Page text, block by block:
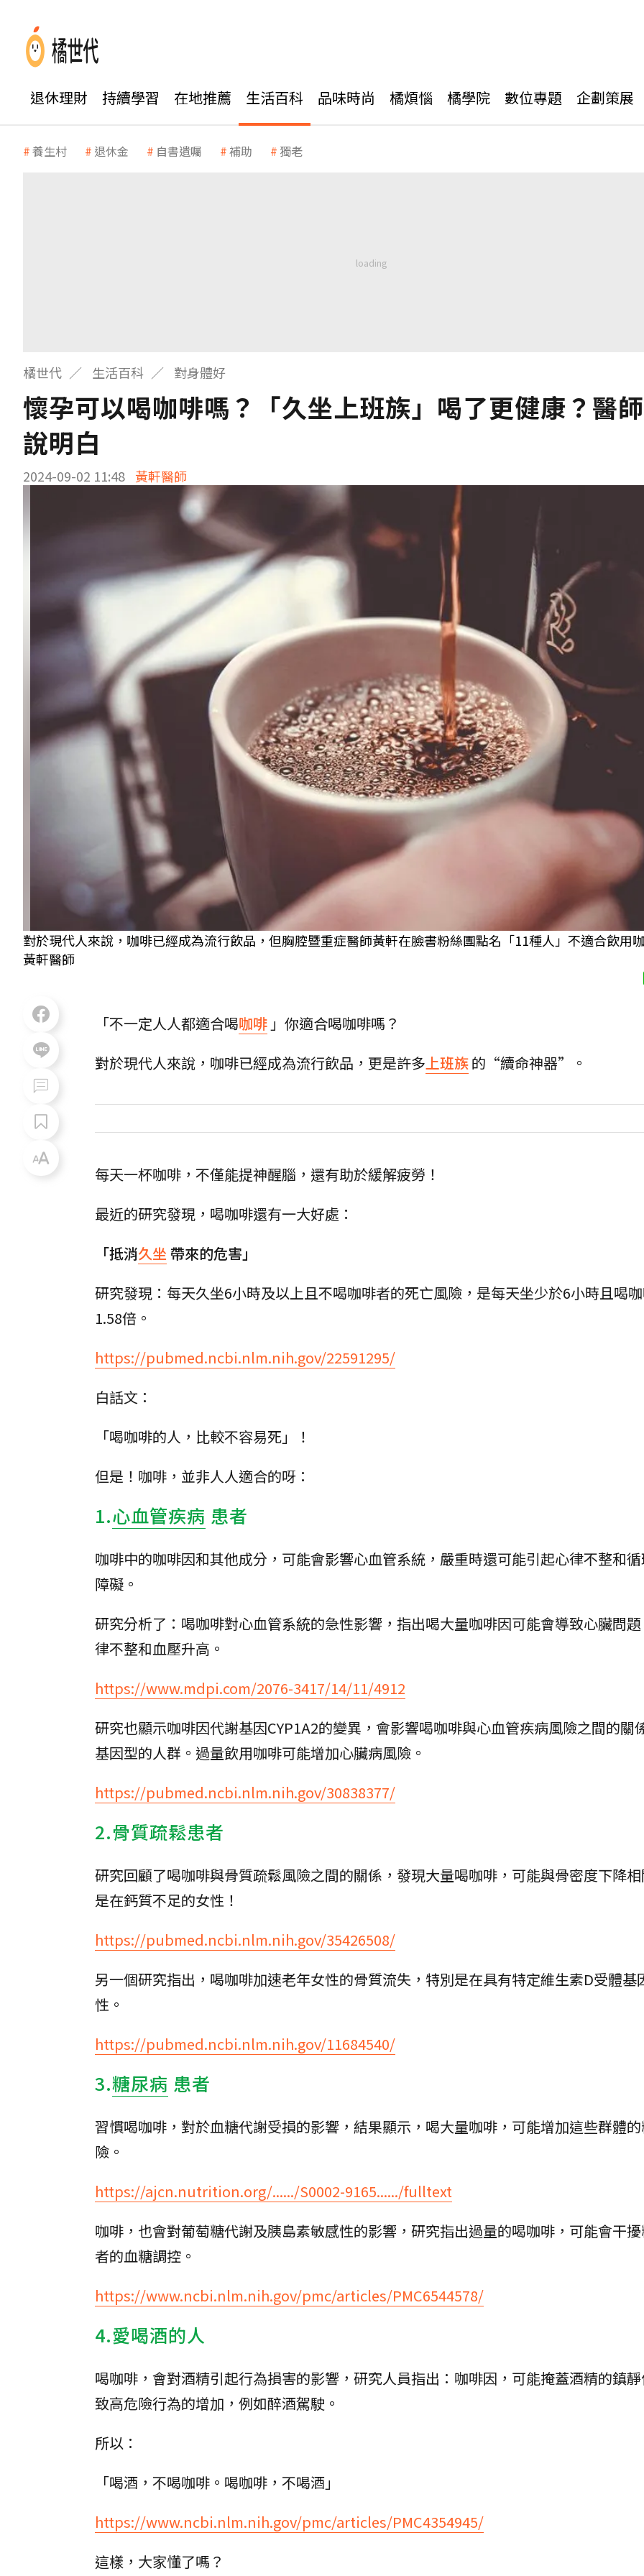
退休理財 持續學習 在地推薦 生活百科 品味時尚 橘煩惱 橘學院 數位專題 企劃策展
養生村 退休金 自書遺囑 補助 獨老
橘世代 生活百科 對身體好
懷孕可以喝咖啡嗎？「久坐上班族」喝了更健康？醫
說明白
2024-09-02 11:48 黃軒醫師
對於現代人來說，咖啡已經成為流行飲品，但胸腔暨重症醫師黃軒在臉書粉絲團點名「11種人」不適合飲用
黃軒醫師
「不一定人人都適合喝咖啡 」你適合喝咖啡嗎？
對於現代人來說，咖啡已經成為流行飲品，更是許多上班族的“續命神器”。
每天一杯咖啡，不僅能提神醒腦，還有助於緩解疲勞！
最近的研究發現，喝咖啡還有一大好處：
「抵消久坐 帶來的危害」
研究發現：每天久坐6小時及以上且不喝咖啡者的死亡風險，是每天坐少於6小時且喝
1.58倍。
https://pubmed.ncbi.nlm.nih.gov/22591295/
白話文：
「喝咖啡的人，比較不容易死」！
但是！咖啡，並非人人適合的呀：
1.心血管疾病 患者
咖啡中的咖啡因和其他成分，可能會影響心血管系統，嚴重時還可能引起心律不整和
障礙。
研究分析了：喝咖啡對心血管系統的急性影響，指出喝大量咖啡因可能會導致心臟問
律不整和血壓升高。
https://www.mdpi.com/2076-3417/14/11/4912
研究也顯示咖啡因代謝基因CYP1A2的變異，會影響喝咖啡與心血管疾病風險之間的關
基因型的人群。過量飲用咖啡可能增加心臟病風險。
https://pubmed.ncbi.nlm.nih.gov/30838377/
2.骨質疏鬆患者
研究回顧了喝咖啡與骨質疏鬆風險之間的關係，發現大量喝咖啡，可能與骨密度下降
是在鈣質不足的女性！
https://pubmed.ncbi.nlm.nih.gov/35426508/
另一個研究指出，喝咖啡加速老年女性的骨質流失，特別是在具有特定維生素D受體基
性。
https://pubmed.ncbi.nlm.nih.gov/11684540/
3.糖尿病 患者
習慣喝咖啡，對於血糖代謝受損的影響，結果顯示，喝大量咖啡，可能增加這些群體
險。
https://ajcn.nutrition.org/....../S0002-9165....../fulltext
咖啡，也會對葡萄糖代謝及胰島素敏感性的影響，研究指出過量的喝咖啡，可能會干
者的血糖調控。
https://www.ncbi.nlm.nih.gov/pmc/articles/PMC6544578/
4.愛喝酒的人
喝咖啡，會對酒精引起行為損害的影響，研究人員指出：咖啡因，可能掩蓋酒精的鎮
致高危險行為的增加，例如醉酒駕駛。
所以：
「喝酒，不喝咖啡。喝咖啡，不喝酒」
https://www.ncbi.nlm.nih.gov/pmc/articles/PMC4354945/
這樣，大家懂了嗎？